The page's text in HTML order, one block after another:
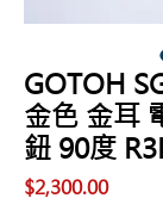
GOTOH
金色 金耳
鈕 90度
$2,300.00價